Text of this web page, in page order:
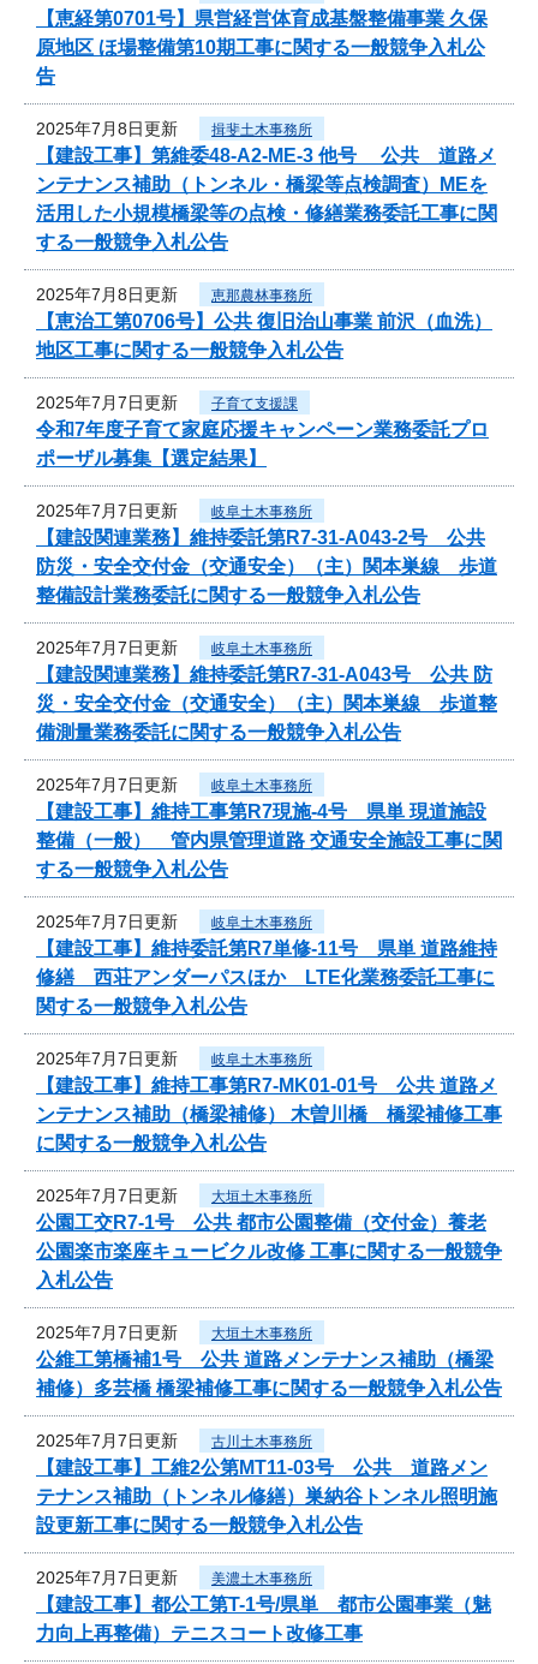
【恵経第0701号】県営経営体育成基盤整備事業 久保
原地区 ほ場整備第10期工事に関する一般競争入札公
告
2025年7月8日更新 揖斐土木事務所
【建設工事】第維委48-A2-ME-3 他号 公共 道路メ
ンテナンス補助（トンネル・橋梁等点検調査）MEを
活用した小規模橋梁等の点検・修繕業務委託工事に関
する一般競争入札公告
2025年7月8日更新 恵那農林事務所
【恵治工第0706号】公共 復旧治山事業 前沢（血洗）
地区工事に関する一般競争入札公告
2025年7月7日更新 子育て支援課
令和7年度子育て家庭応援キャンペーン業務委託プロ
ポーザル募集【選定結果】
2025年7月7日更新 岐阜土木事務所
【建設関連業務】維持委託第R7-31-A043-2号 公共
防災・安全交付金（交通安全）（主）関本巣線 歩道
整備設計業務委託に関する一般競争入札公告
2025年7月7日更新 岐阜土木事務所
【建設関連業務】維持委託第R7-31-A043号 公共 防
災・安全交付金（交通安全）（主）関本巣線 歩道整
備測量業務委託に関する一般競争入札公告
2025年7月7日更新 岐阜土木事務所
【建設工事】維持工事第R7現施-4号 県単 現道施設
整備（一般） 管内県管理道路 交通安全施設工事に関
する一般競争入札公告
2025年7月7日更新 岐阜土木事務所
【建設工事】維持委託第R7単修-11号 県単 道路維持
修繕 西荘アンダーパスほか LTE化業務委託工事に
関する一般競争入札公告
2025年7月7日更新 岐阜土木事務所
【建設工事】維持工事第R7-MK01-01号 公共 道路メ
ンテナンス補助（橋梁補修） 木曽川橋 橋梁補修工事
に関する一般競争入札公告
2025年7月7日更新 大垣土木事務所
公園工交R7-1号 公共 都市公園整備（交付金）養老
公園楽市楽座キュービクル改修 工事に関する一般競争
入札公告
2025年7月7日更新 大垣土木事務所
公維工第橋補1号 公共 道路メンテナンス補助（橋梁
補修）多芸橋 橋梁補修工事に関する一般競争入札公告
2025年7月7日更新 古川土木事務所
【建設工事】工維2公第MT11-03号 公共 道路メン
テナンス補助（トンネル修繕）巣納谷トンネル照明施
設更新工事に関する一般競争入札公告
2025年7月7日更新 美濃土木事務所
【建設工事】都公工第T-1号/県単 都市公園事業（魅
力向上再整備）テニスコート改修工事